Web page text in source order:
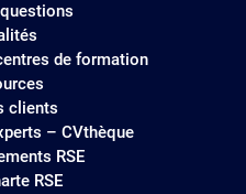
de formation
clients
– CVthèque
RSE
RSE